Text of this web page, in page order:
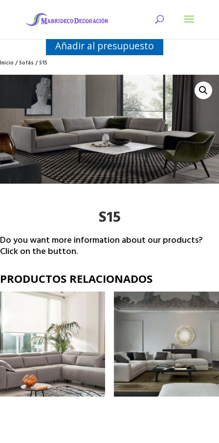
Añadir al presupuesto
Inicio/Sofás/ S15
S15
Do you want more information about our products?
Click on the button.
PRODUCTOS RELACIONADOS